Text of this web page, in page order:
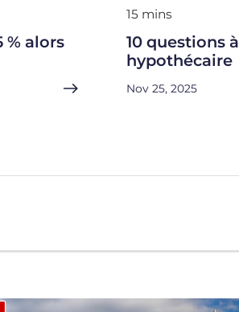
% alors
15 mins
10 questions
hypothécaire
Nov 25, 2025